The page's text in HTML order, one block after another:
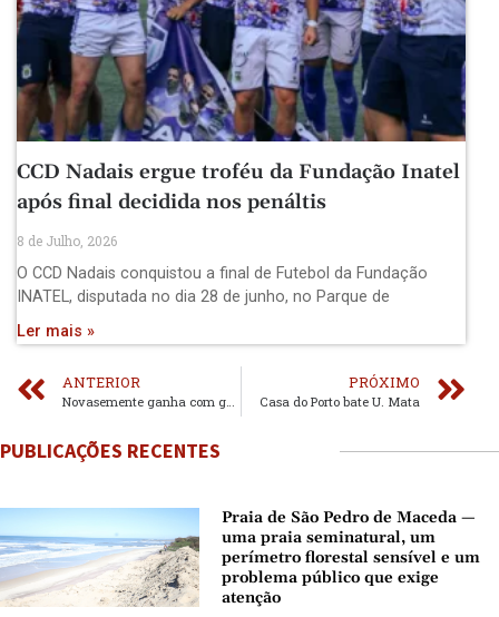
CCD Nadais ergue troféu da Fundação Inatel
após final decidida nos penáltis
8 de Julho, 2026
O CCD Nadais conquistou a final de Futebol da Fundação
INATEL, disputada no dia 28 de junho, no Parque de
Ler mais »
ANTERIOR PRÓXIMO
Casa do Porto bate U. Mata
PUBLICAÇÕES RECENTES
Praia de São Pedro de Maceda —
uma praia seminatural, um
perímetro florestal sensível e um
problema público que exige
atenção